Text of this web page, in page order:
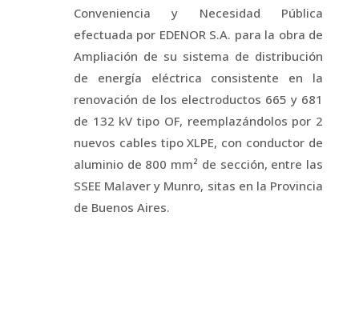
Conveniencia y Necesidad Pública
efectuada por EDENOR S.A. para la obra de
Ampliación de su sistema de distribución
de energía eléctrica consistente en la
renovación de los electroductos 665 y 681
de 132 kV tipo OF, reemplazándolos por 2
nuevos cables tipo XLPE, con conductor de
aluminio de 800 mm² de sección, entre las
SSEE Malaver y Munro, sitas en la Provincia
de Buenos Aires.